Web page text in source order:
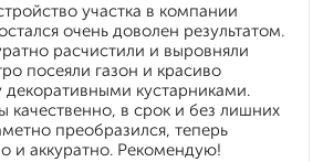
участка в компании
очень доволен результатом.
расчистили и выровняли
посеяли газон и красиво
кустарниками.
качественно, в срок и без лишних
преобразился, теперь
и аккуратно. Рекомендую!